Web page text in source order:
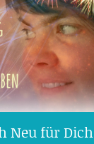
Neu für Dich